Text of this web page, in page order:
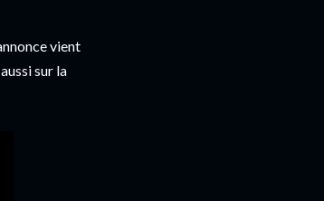
vient
sur la